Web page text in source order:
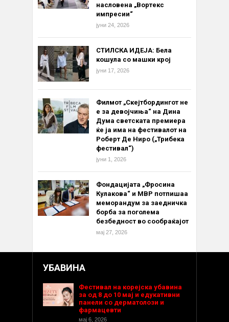
насловена „Вортекс
импресии“
јуни 24, 2026
СТИЛСКА ИДЕЈА: Бела
кошула со машки крој
јуни 17, 2026
Филмот „Скејтбордингот не
е за девојчиња“ на Дина
Дума светската премиера
ќе ја има на фестивалот на
Роберт Де Ниро („Трибека
фестивал“)
јуни 1, 2026
Фондацијата „Фросина
Кулакова“ и МВР потпишаа
меморандум за заедничка
борба за поголема
безбедност во сообраќајот
мај 27, 2026
УБАВИНА
Фестивал на корејска убавина
за од 8 до 10 мај и едукативни
панели со дерматолози и
фармацевти
мај 6, 2026